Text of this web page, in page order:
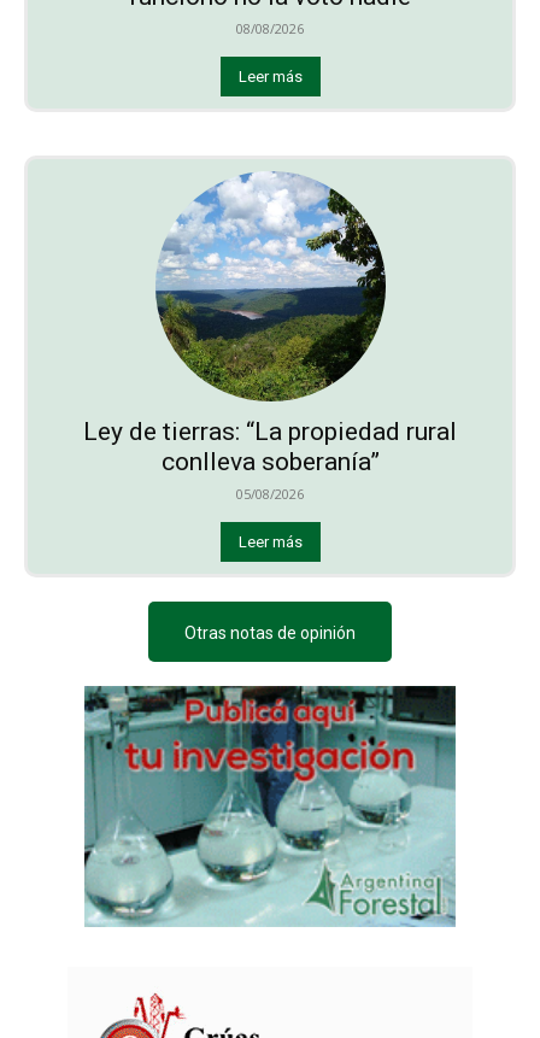
08/08/2026
Leer más
Ley de tierras: “La propiedad rural
conlleva soberanía”
05/08/2026
Leer más
Otras notas de opinión